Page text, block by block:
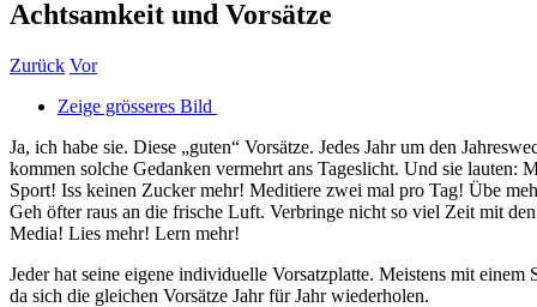
Achtsamkeit und Vorsätze
Zurück Vor
Zeige grösseres Bild
Ja, ich habe sie. Diese „guten“ Vorsätze. Jedes Jahr um den
kommen solche Gedanken vermehrt ans Tageslicht. Und sie lauten:
Sport! Iss keinen Zucker mehr! Meditiere zwei mal pro Tag! Übe
Geh öfter raus an die frische Luft. Verbringe nicht so viel Zeit mit
Media! Lies mehr! Lern mehr!
Jeder hat seine eigene individuelle Vorsatzplatte. Meistens mit einem
da sich die gleichen Vorsätze Jahr für Jahr wiederholen.